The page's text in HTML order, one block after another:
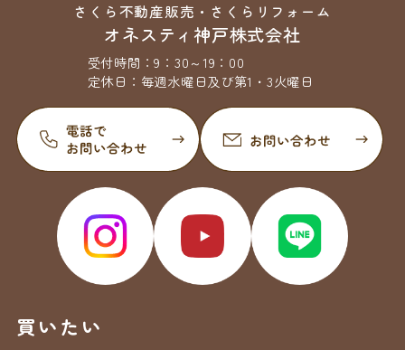
さくら不動産販売・さくらリフォーム
オネスティ神戸株式会社
受付時間：9：30～19：00
定休日： 毎週水曜日及び第1・3火曜日
買いたい